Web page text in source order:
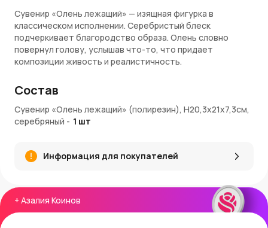
+ Азалия Коинов
Сувенир «Олень лежащий» — изящная фигурка в
классическом исполнении. Серебристый блеск
подчеркивает благородство образа. Олень словно
повернул голову, услышав что-то, что придает
композиции живость и реалистичность.
Серебристое покрытие делает фигурку
выразительной и торжественной.
интерьера.
Полирезин гарантирует прочность изделию.
стильного подарка.
Артикул: LD-P6950S.
Состав
Сувенир «Олень лежащий» (полирезин), Н20,3х21х7,3см,
серебряный - 1 шт
Информация для покупателей